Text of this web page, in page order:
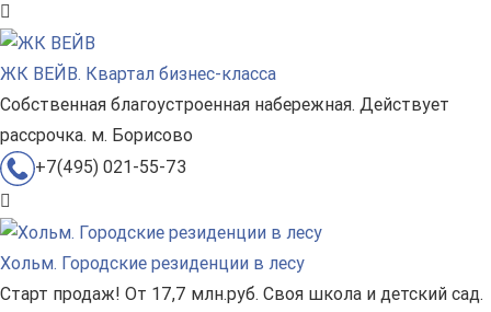
ЖК ВЕЙВ. Квартал бизнес-класса
Собственная благоустроенная набережная. Действует
рассрочка. м. Борисово
+7(495) 021-55-73
Хольм. Городские резиденции в лесу
Старт продаж! От 17,7 млн.руб. Своя школа и детский сад.